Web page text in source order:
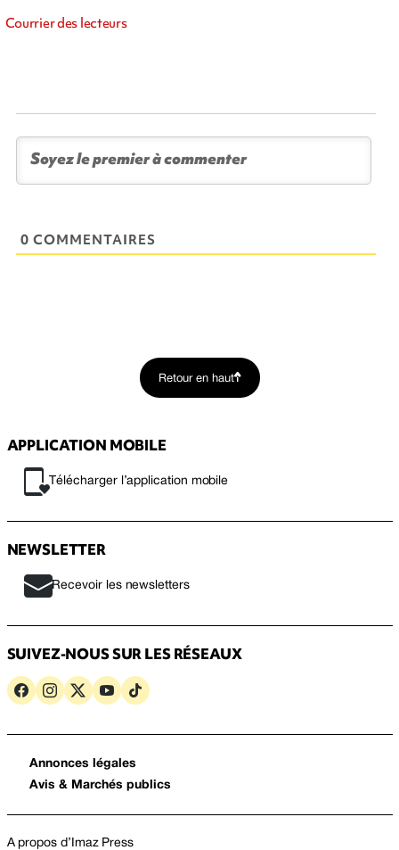
Courrier des lecteurs
0 COMMENTAIRES
Retour en haut
APPLICATION MOBILE
Télécharger l’application mobile
NEWSLETTER
Recevoir les newsletters
SUIVEZ-NOUS SUR LES RÉSEAUX
Annonces légales
Avis & Marchés publics
A propos d’Imaz Press